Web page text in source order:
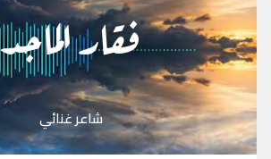
فقار الماجد
شاعر غنائي